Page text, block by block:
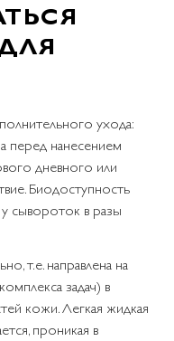
ухода:
перед нанесением
дневного или
Биодоступность
сывороток в разы
т.е. направлена на
задач) в
кожи. Легкая жидкая
проникая в